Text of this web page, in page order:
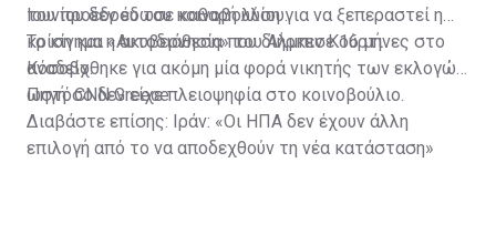
του προέδρου του κοινοβουλίου.
Ιουνίου δεν έδωσε καθαρή λύση για να ξεπεραστεί η
κρίση και η ακυβερνησία που διήρκεσε 16 μήνες στο
Κόσοβο.
Το κίνημα «Αυτοδιάθεση» του Άλμπιν Κούρτι
αναδείχθηκε για ακόμη μία φορά νικητής των εκλογών,
ωστόσο δεν είχε πλειοψηφία στο κοινοβούλιο.
Πηγή: CNN Greece
Διαβάστε επίσης: Ιράν: «Οι ΗΠΑ δεν έχουν άλλη
επιλογή από το να αποδεχθούν τη νέα κατάσταση»